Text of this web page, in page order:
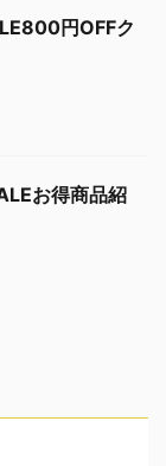
円OFFク
お得商品紹